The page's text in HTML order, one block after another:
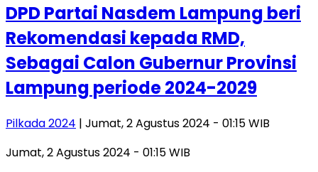
DPD Partai Nasdem Lampung beri
Rekomendasi kepada RMD,
Sebagai Calon Gubernur Provinsi
Lampung periode 2024-2029
Pilkada 2024 | Jumat, 2 Agustus 2024 - 01:15 WIB
Jumat, 2 Agustus 2024 - 01:15 WIB